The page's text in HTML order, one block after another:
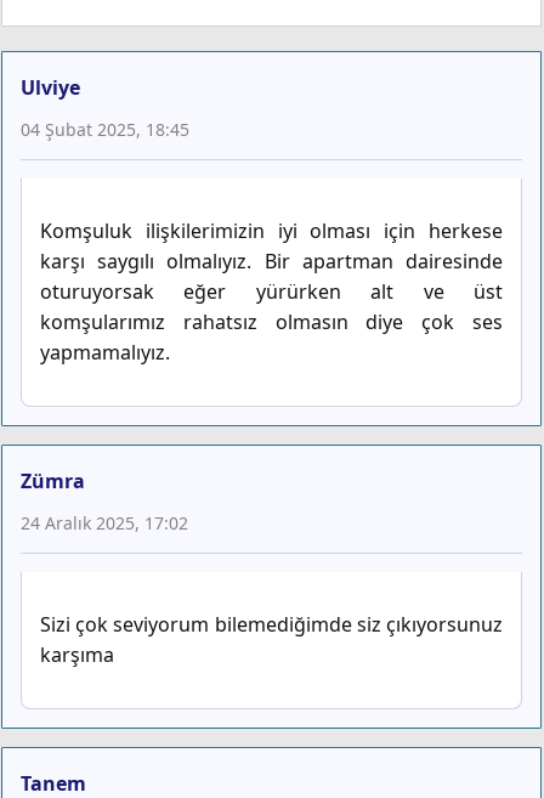
Ulviye
04 Şubat 2025, 18:45
Komşuluk ilişkilerimizin iyi olması için herkese
karşı saygılı olmalıyız. Bir apartman dairesinde
oturuyorsak eğer yürürken alt ve üst
komşularımız rahatsız olmasın diye çok ses
yapmamalıyız.
Zümra
24 Aralık 2025, 17:02
Sizi çok seviyorum bilemediğimde siz çıkıyorsunuz
karşıma
Tanem